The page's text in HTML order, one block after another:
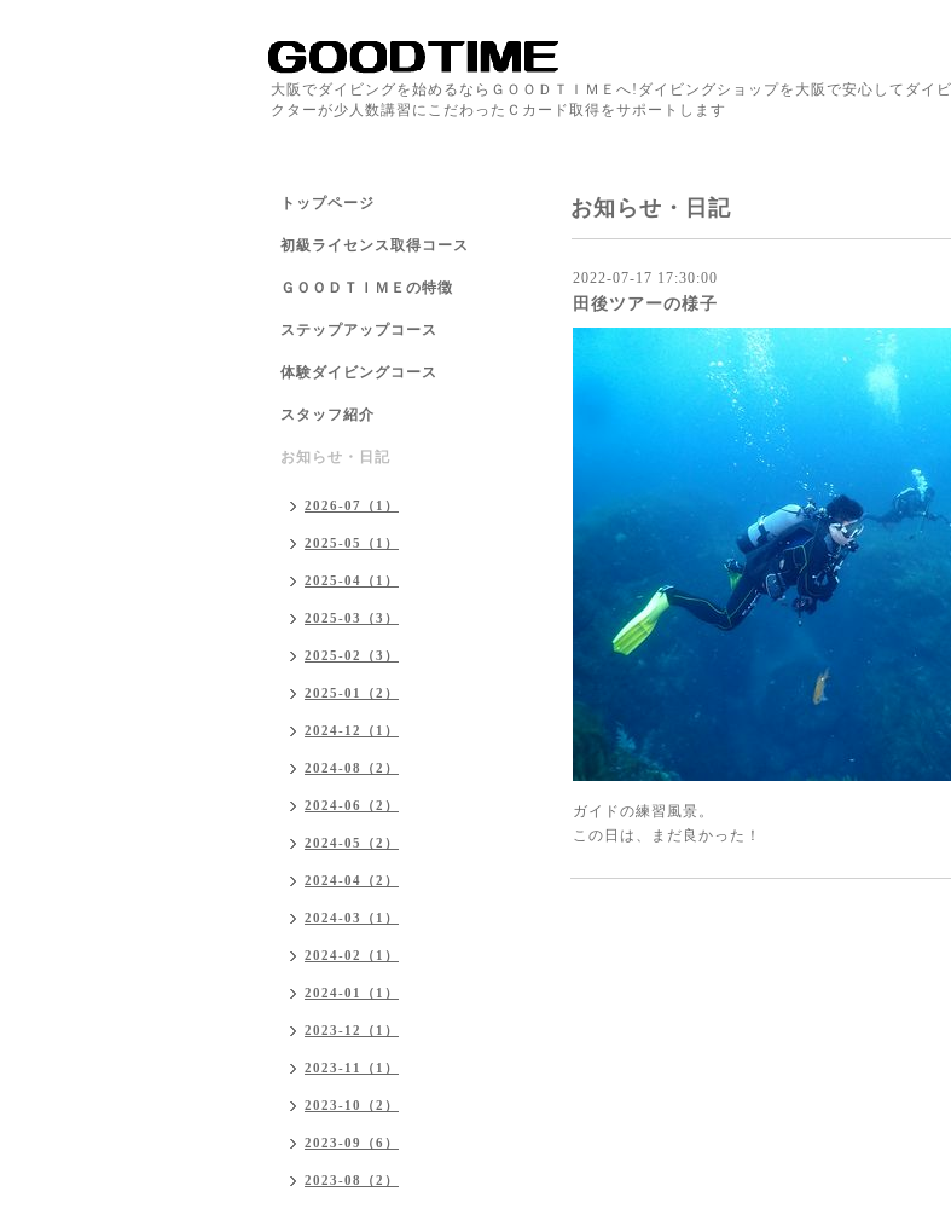
大阪でダイビングを始めるならＧＯＯＤＴＩＭＥへ!ダイビングショップを大阪で安心してダイ
クターが少人数講習にこだわったＣカード取得をサポートします
お知らせ・日記
2022-07-17 17:30:00
田後ツアーの様子
ガイドの練習風景。
この日は、まだ良かった！
トップページ
初級ライセンス取得コース
ＧＯＯＤＴＩＭＥの特徴
ステップアップコース
体験ダイビングコース
スタッフ紹介
お知らせ・日記
2026-07（1）
2025-05（1）
2025-04（1）
2025-03（3）
2025-02（3）
2025-01（2）
2024-12（1）
2024-08（2）
2024-06（2）
2024-05（2）
2024-04（2）
2024-03（1）
2024-02（1）
2024-01（1）
2023-12（1）
2023-11（1）
2023-10（2）
2023-09（6）
2023-08（2）